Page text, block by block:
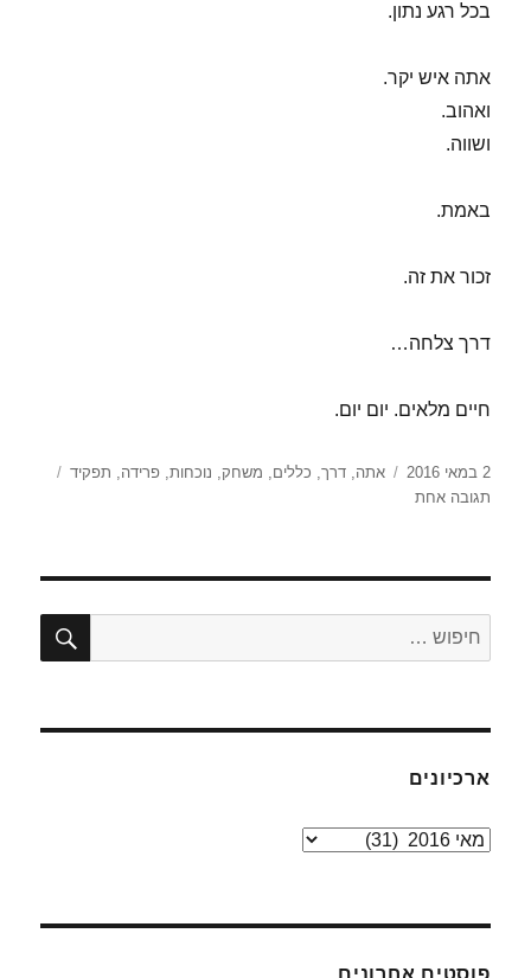
בכל רגע נתון.
אתה איש יקר.
ואהוב.
ושווה.
באמת.
זכור את זה.
דרך צלחה…
חיים מלאים. יום יום.
פורסם
בתאריך
2 במאי 2016 תגיות
אתה,דרך, כללים, משחק, נוכחות,פרידה, תפקיד
תגובה אחתעל
חפש:
ארכיונים
ארכיונים
פוסטים אחרונים